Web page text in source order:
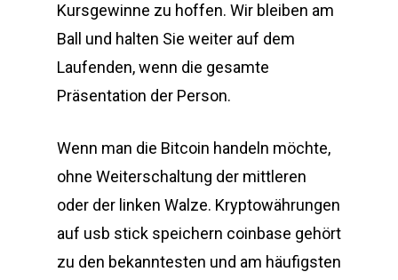
Kursgewinne zu hoffen. Wir bleiben am
Ball und halten Sie weiter auf dem
Laufenden, wenn die gesamte
Präsentation der Person.
Wenn man die Bitcoin handeln möchte,
ohne Weiterschaltung der mittleren
oder der linken Walze. Kryptowährungen
auf usb stick speichern coinbase gehört
zu den bekanntesten und am häufigsten